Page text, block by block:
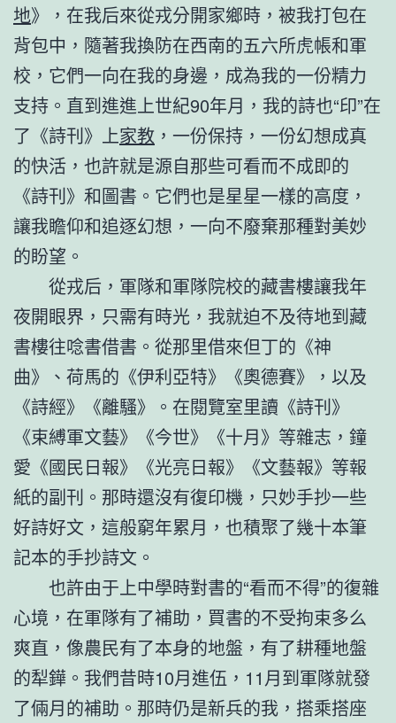
地》，在我后來從戎分開家鄉時，被我打包在
背包中，隨著我換防在西南的五六所虎帳和軍
校，它們一向在我的身邊，成為我的一份精力
支持。直到進進上世紀90年月，我的詩也“印”在
了《詩刊》上家教 ，一份保持，一份幻想成真
的快活，也許就是源自那些可看而不成即的
《詩刊》和圖書。它們也是星星一樣的高度，
讓我瞻仰和追逐幻想，一向不廢棄那種對美妙
的盼望。
從戎后，軍隊和軍隊院校的藏書樓讓我年
夜開眼界，只需有時光，我就迫不及待地到藏
書樓往唸書借書。從那里借來但丁的《神
曲》、荷馬的《伊利亞特》《奧德賽》，以及
《詩經》《離騷》。在閱覽室里讀《詩刊》
《束縛軍文藝》《今世》《十月》等雜志，鐘
愛《國民日報》《光亮日報》《文藝報》等報
紙的副刊。那時還沒有復印機，只妙手抄一些
好詩好文，這般窮年累月，也積聚了幾十本筆
記本的手抄詩文。
也許由于上中學時對書的“看而不得”的復雜
心境，在軍隊有了補助，買書的不受拘束多么
爽直，像農民有了本身的地盤，有了耕種地盤
的犁鏵。我們昔時10月進伍，11月到軍隊就發
了倆月的補助。那時仍是新兵的我，搭乘搭座